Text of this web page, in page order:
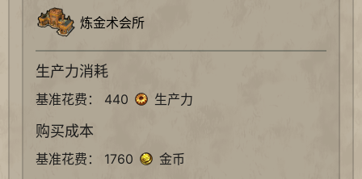
炼金术会所
生产力消耗
基准花费： 440 生产力
购买成本
基准花费： 1760 金币